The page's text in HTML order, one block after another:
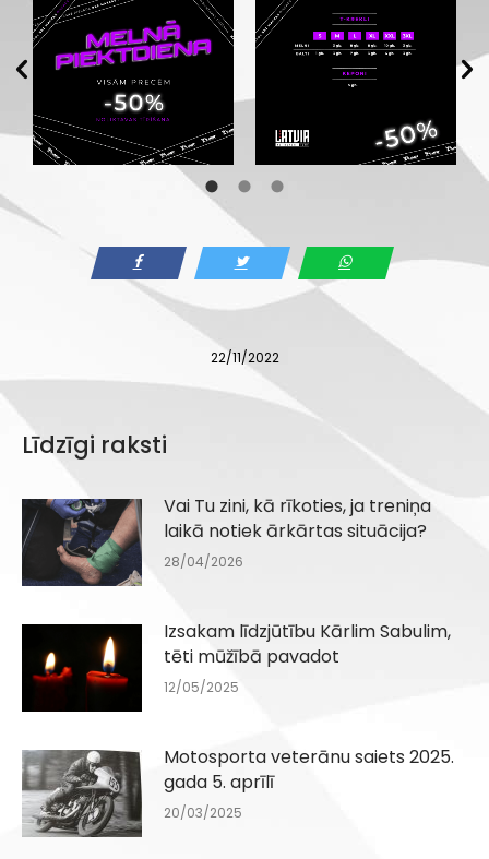
22/11/2022
Līdzīgi raksti
Vai Tu zini, kā rīkoties, ja treniņa
laikā notiek ārkārtas situācija?
28/04/2026
Izsakam līdzjūtību Kārlim Sabulim,
tēti mūžībā pavadot
12/05/2025
Motosporta veterānu saiets 2025.
gada 5. aprīlī
20/03/2025